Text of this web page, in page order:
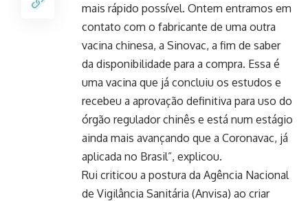
mais rápido possível. Ontem entramos em
contato com o fabricante de uma outra
vacina chinesa, a Sinovac, a fim de saber
da disponibilidade para a compra. Essa é
uma vacina que já concluiu os estudos e
recebeu a aprovação definitiva para uso do
órgão regulador chinês e está num estágio
ainda mais avançando que a Coronavac, já
aplicada no Brasil”, explicou.
Rui criticou a postura da Agência Nacional
de Vigilância Sanitária (Anvisa) ao criar